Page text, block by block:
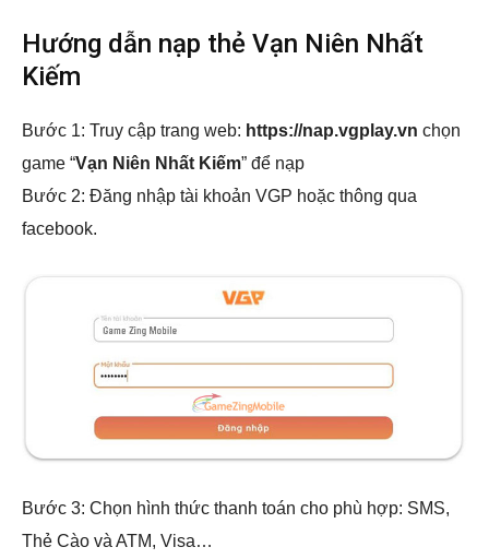
Hướng dẫn nạp thẻ Vạn Niên Nhất
Kiếm
Bước 1: Truy cập trang web: https://nap.vgplay.vn chọn
game “Vạn Niên Nhất Kiếm” để nạp
Bước 2: Đăng nhập tài khoản VGP hoặc thông qua
facebook.
Bước 3: Chọn hình thức thanh toán cho phù hợp: SMS,
Thẻ Cào và ATM, Visa…